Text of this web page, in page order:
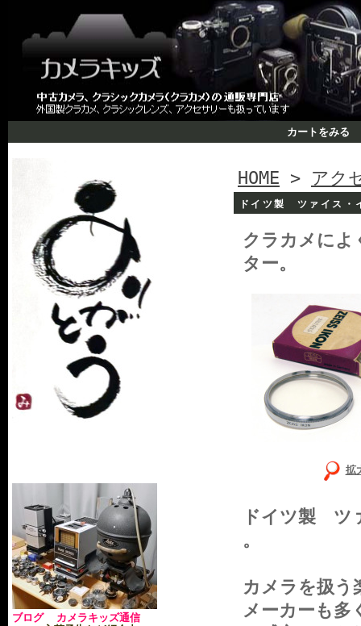
カートをみる
ブログ カメラキッズ通信
HOME > アク
ドイツ製 ツァイス
クラカメによ
ター。
拡
ドイツ製 ツ
。
カメラを扱う
メーカーも多